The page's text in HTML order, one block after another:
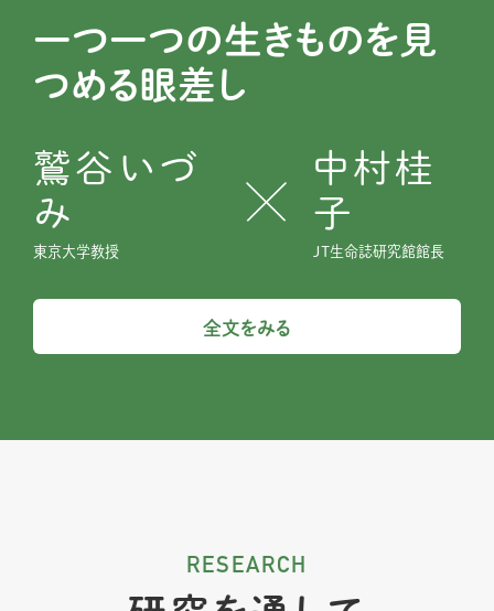
一つ一つの生きものを見
つめる眼差し
鷲谷いづ
み
東京大学教授
中村桂
子
JT生命誌研究館館長
全文をみる
RESEARCH